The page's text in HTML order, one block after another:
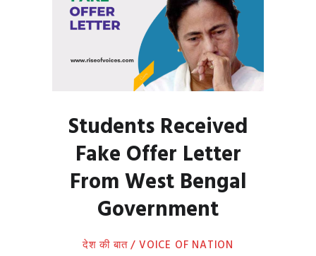
Students Received
Fake Offer Letter
From West Bengal
Government
देश की बात / VOICE OF NATION